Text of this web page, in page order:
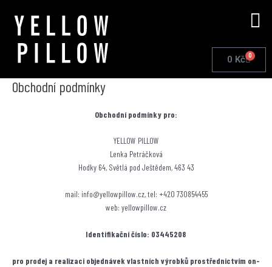
0 Kč 0Cart
Obchodní podmínky
Obchodní podmínky pro:
YELLOW PILLOW
Lenka Petráčková
Hodky 64, Světlá pod Ještědem, 463 43
mail: info@yellowpillow.cz, tel: +420 730854455
web: yellowpillow.cz
Identifikační číslo: 03445208
pro prodej a realizaci objednávek vlastních výrobků prostřednictvím on-